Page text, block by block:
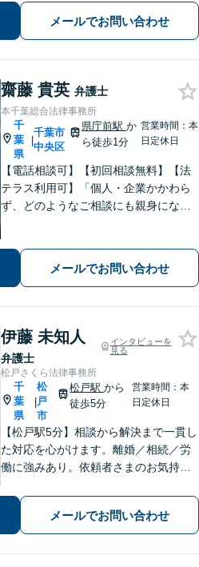
だろうか」と迷われている方でも、ま
ずはお気軽にご相談ください【休日・
メールでお問い合わせ
齋藤 貴英 弁護士
本千葉総合法律事務所
千
葉
県
|
千葉市
中央区
県庁前駅か
ら徒歩1分
営業時間：本
日定休日
【電話相談可】【初回相談無料】【法
テラス利用可】「個人・企業かかわら
ず、どのようなご相談にも親身になっ
幅広くサポート。【夜間・休日面談
可】【完全個室】【本千葉駅徒歩３
メールでお問い合わせ
伊藤 未知人
弁護士
インタビューを
見る
松戸さくら法律事務所
千
葉
県
|
松
戸
市
松戸駅から
徒歩5分
営業時間：本
日定休日
【松戸駅5分】相談から解決まで一貫し
た対応を心がけます。離婚／相続／労
働に強みあり。依頼者さまのお気持ち
策をご提案。前向きな気持ちになれる
ようサポートします。【初回相談無
料】【夜間・休日相談可能】
メールでお問い合わせ